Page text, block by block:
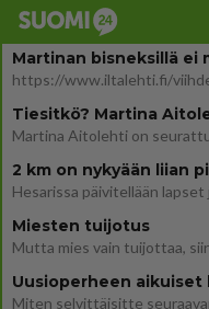
Martinan bisneksillä ei
2 km on nykyään liian
Miesten tuijotus